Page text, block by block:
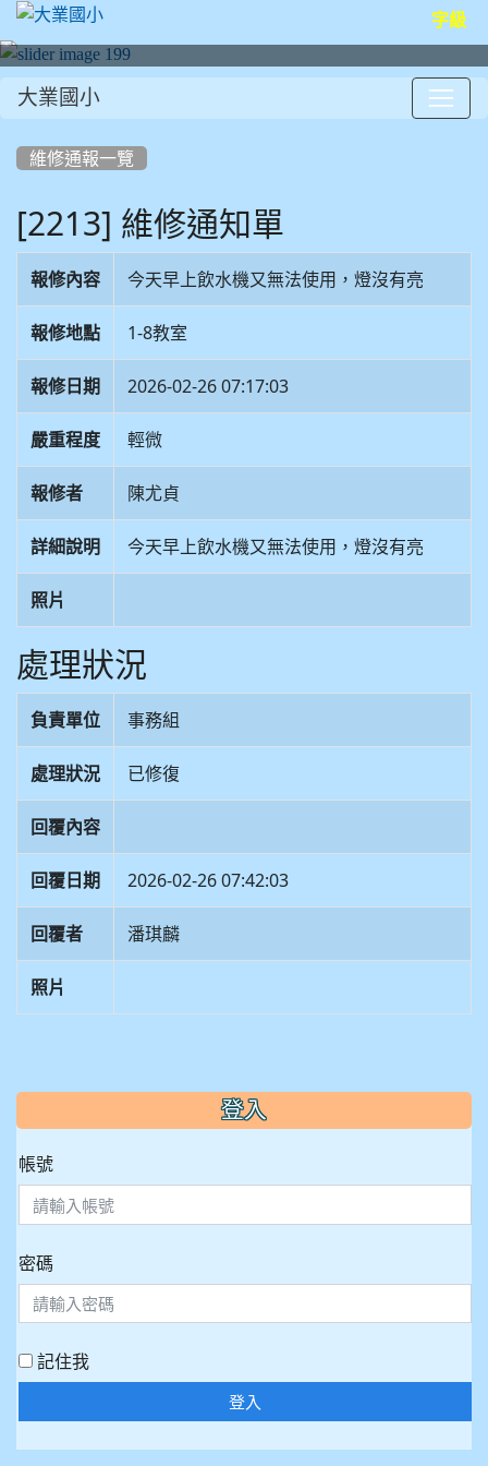
字級
大業國小
維修通報一覽
[2213] 維修通知單
報修內容 今天早上飲水機又無法使用，燈沒有亮
報修地點 1-8教室
報修日期 2026-02-26 07:17:03
嚴重程度 輕微
報修者 陳尤貞
詳細說明 今天早上飲水機又無法使用，燈沒有亮
照片
處理狀況
負責單位 事務組
處理狀況 已修復
回覆內容
回覆日期 2026-02-26 07:42:03
回覆者 潘琪麟
照片
::: 登入
帳號
密碼
記住我
登入